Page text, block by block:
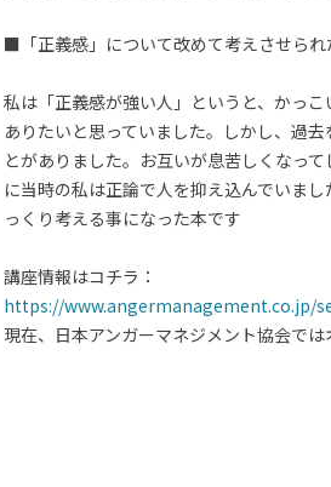
■「正義感」について改めて考えさせられ
私は「正義感が強い人」というと、かっ
ありたいと思っていました。しかし、過
とがありました。お互いが息苦しくなっ
に当時の私は正論で人を抑え込んでいま
っくり考える事になった本です
講座情報はコチラ：
https://www.angermanagement.co.jp/
現在、日本アンガーマネジメント協会では